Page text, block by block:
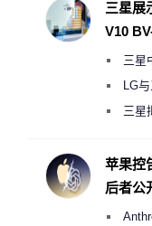
三星展
V10
三星
月销售
LG
偷偷共
三星
度
苹果控
后者公